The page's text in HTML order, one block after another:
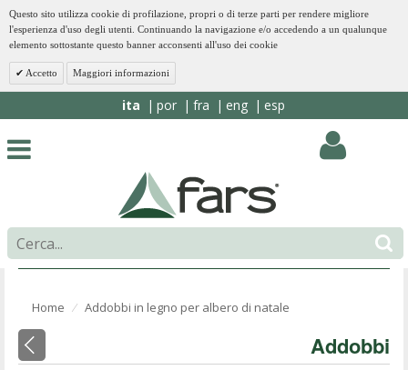
Questo sito utilizza cookie di profilazione, propri o di terze parti per rendere migliore
l'esperienza d'uso degli utenti. Continuando la navigazione e/o accedendo a un qualunque
elemento sottostante questo banner acconsenti all'uso dei cookie
Accetto Maggiori informazioni
ita por fra eng esp
Home ⁄ Addobbi in legno per albero di natale
Addobbi